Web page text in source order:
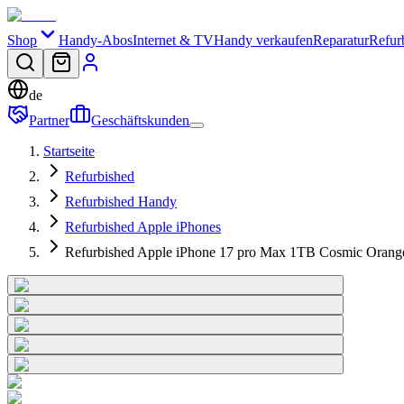
Shop Handy-AbosInternet & TVHandy verkaufenReparatur
de
Partner
Geschäftskunden
Startseite
Refurbished
Refurbished Handy
Refurbished Apple iPhones
Refurbished Apple iPhone 17 pro Max 1TB Cosmic